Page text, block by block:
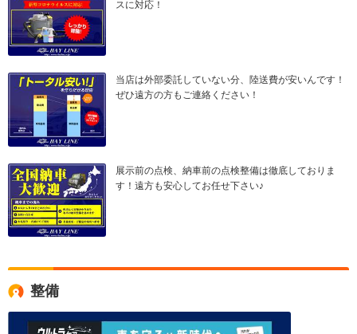
スに対応！
当店は外部委託していない分、陸送費が安いんです！
ぜひ遠方の方もご連絡ください！
展示前の点検、納車前の点検整備は徹底しておりま
す！遠方も安心してお任せ下さい♪
整備